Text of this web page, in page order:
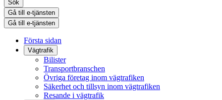
Sök
Gå till e-tjänsten
Gå till e-tjänsten
Första sidan
Vägtrafik
Bilister
Transportbranschen
Övriga företag inom vägtrafiken
Säkerhet och tillsyn inom vägtrafiken
Resande i vägtrafik